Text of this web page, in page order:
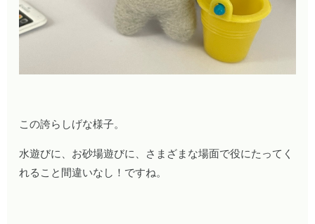
この誇らしげな様子。
水遊びに、お砂場遊びに、さまざまな場面で役にたってく
れること間違いなし！ですね。